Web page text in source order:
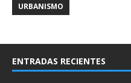
URBANISMO
ENTRADAS RECIENTES